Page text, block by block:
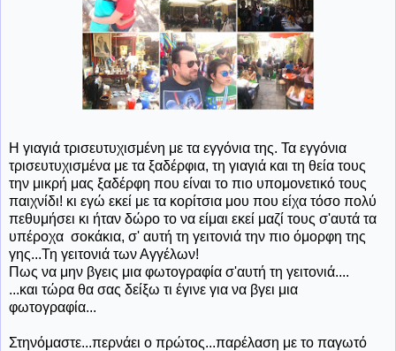
Η γιαγιά τρισευτυχισμένη με τα εγγόνια της. Τα εγγόνια
τρισευτυχισμένα με τα ξαδέρφια, τη γιαγιά και τη θεία τους
την μικρή μας ξαδέρφη που είναι το πιο υπομονετικό τους
παιχνίδι! κι εγώ εκεί με τα κορίτσια μου που είχα τόσο πολύ
πεθυμήσει κι ήταν δώρο το να είμαι εκεί μαζί τους σ'αυτά τα
υπέροχα σοκάκια, σ' αυτή τη γειτονιά την πιο όμορφη της
γης...Τη γειτονιά των Αγγέλων!
Πως να μην βγεις μια φωτογραφία σ'αυτή τη γειτονιά....
...και τώρα θα σας δείξω τι έγινε για να βγει μια
φωτογραφία...
Στηνόμαστε...περνάει ο πρώτος...παρέλαση με το παγωτό